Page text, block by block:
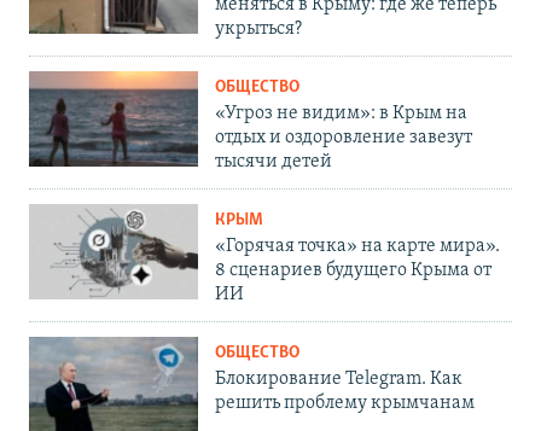
меняться в Крыму: где же теперь
укрыться?
ОБЩЕСТВО
«Угроз не видим»: в Крым на
отдых и оздоровление завезут
тысячи детей
КРЫМ
«Горячая точка» на карте мира».
8 сценариев будущего Крыма от
ИИ
ОБЩЕСТВО
Блокирование Telegram. Как
решить проблему крымчанам